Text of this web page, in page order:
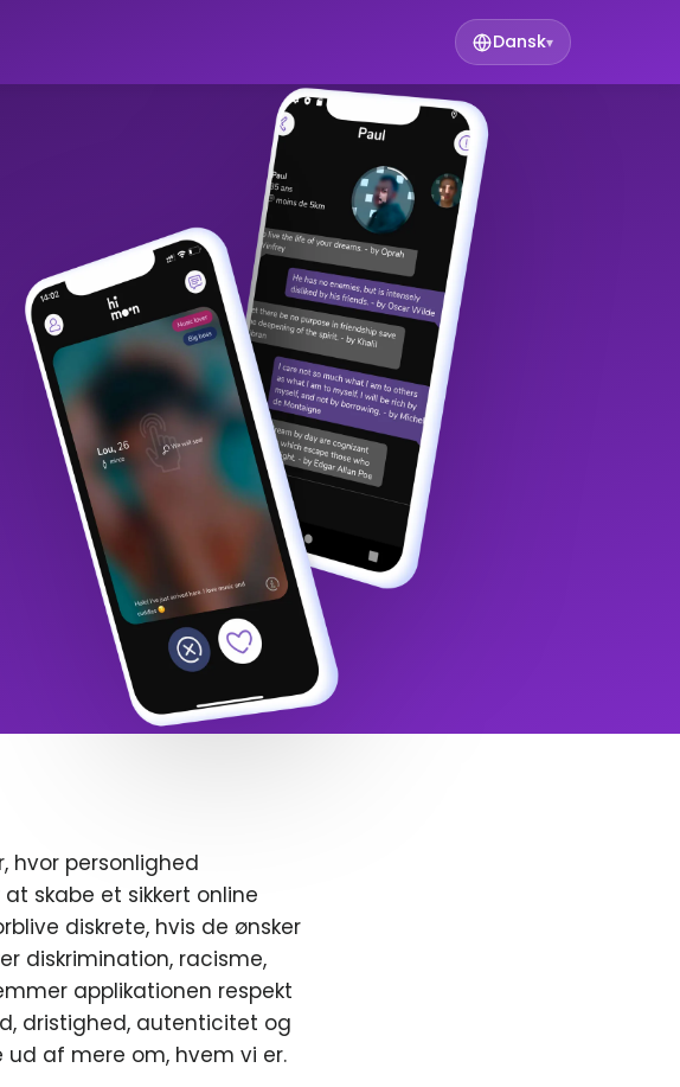
Dansk▾
hvor personlighed
skabe et sikkert online
diskrete, hvis de ønsker
diskrimination, racisme,
applikationen respekt
dristighed, autenticitet og
ud af mere om, hvem vi er.